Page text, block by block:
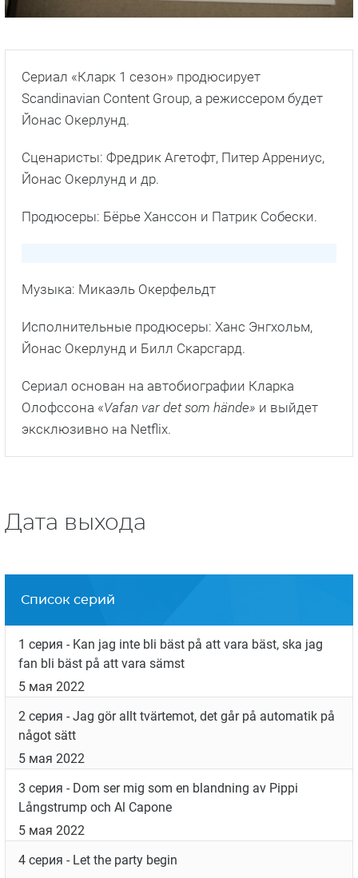
Сериал «Кларк 1 сезон» продюсирует
Scandinavian Content Group, а режиссером будет
Йонас Окерлунд.
Сценаристы: Фредрик Агетофт, Питер Аррениус,
Йонас Окерлунд и др.
Продюсеры: Бёрье Ханссон и Патрик Собески.
Музыка: Микаэль Окерфельдт
Исполнительные продюсеры: Ханс Энгхольм,
Йонас Окерлунд и Билл Скарсгард.
Сериал основан на автобиографии Кларка
Олофссона «Vafan var det som hände» и выйдет
эксклюзивно на Netflix.
Дата выхода
Список серий
1 серия - Kan jag inte bli bäst på att vara bäst, ska jag
fan bli bäst på att vara sämst
5 мая 2022
2 серия - Jag gör allt tvärtemot, det går på automatik på
något sätt
5 мая 2022
3 серия - Dom ser mig som en blandning av Pippi
Långstrump och Al Capone
5 мая 2022
4 серия - Let the party begin